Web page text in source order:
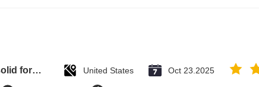
Rubber solid forklift tires For material handling forklift United States Oct 23.2025